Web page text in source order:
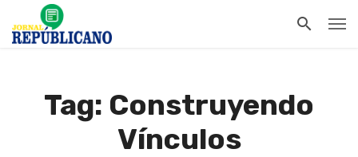
Tag: Construyendo
Vínculos